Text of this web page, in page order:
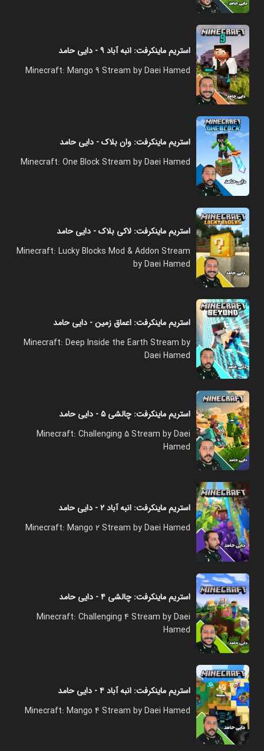
استریم ماینکرفت: انبه آباد ۹ - دایی حامد
Minecraft: Mango 9 Stream by Daei Hamed
استریم ماینکرفت: وان بلاک - دایی حامد
Minecraft: One Block Stream by Daei Hamed
استریم ماینکرفت: لاکی بلاک - دایی حامد
Minecraft: Lucky Blocks Mod & Addon Stream
by Daei Hamed
استریم ماینکرفت: اعماق زمین - دایی حامد
Minecraft: Deep Inside the Earth Stream by
Daei Hamed
استریم ماینکرفت: چالشی ۵ - دایی حامد
Minecraft: Challenging 5 Stream by Daei
Hamed
استریم ماینکرفت: انبه آباد ۲ - دایی حامد
Minecraft: Mango 2 Stream by Daei Hamed
استریم ماینکرفت: چالشی ۴ - دایی حامد
Minecraft: Challenging 4 Stream by Daei
Hamed
استریم ماینکرفت: انبه آباد ۴ - دایی حامد
Minecraft: Mango 4 Stream by Daei Hamed